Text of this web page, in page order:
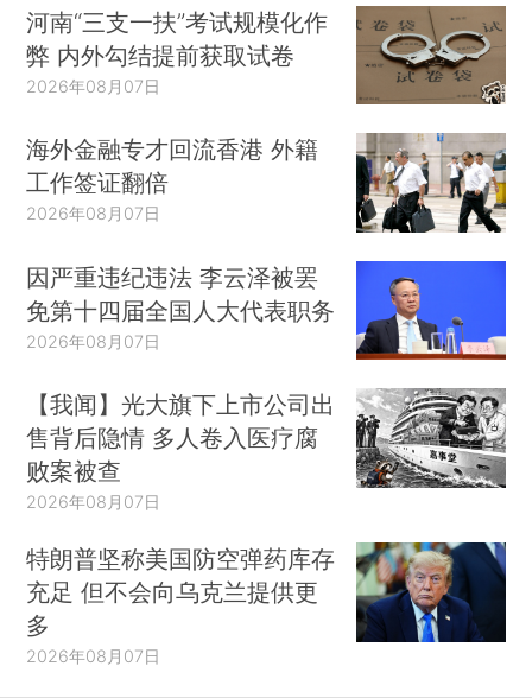
河南“三支一扶”考试规模化作
弊 内外勾结提前获取试卷
2026年08月07日
海外金融专才回流香港 外籍
工作签证翻倍
2026年08月07日
因严重违纪违法 李云泽被罢
免第十四届全国人大代表职务
2026年08月07日
【我闻】光大旗下上市公司出
售背后隐情 多人卷入医疗腐
败案被查
2026年08月07日
特朗普坚称美国防空弹药库存
充足 但不会向乌克兰提供更
多
2026年08月07日